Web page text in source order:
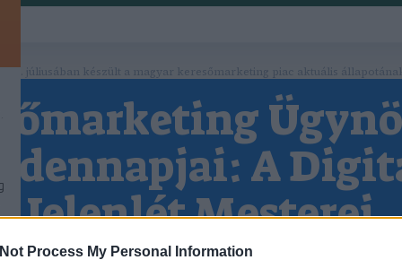
Process My Personal Information
júliusában készült a magyar keresőmarketing piac aktuális
A
Jelenlét Mesterei
Reggeli Értekezlet: Az Együttműködés Alapja